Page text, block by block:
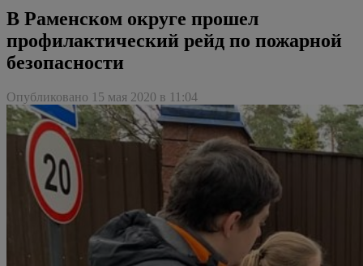
В Раменском округе прошел
профилактический рейд по пожарной
безопасности
Опубликовано 15 мая 2020 в 11:04